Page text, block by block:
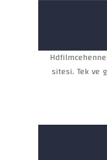
sitesi. Tek ve